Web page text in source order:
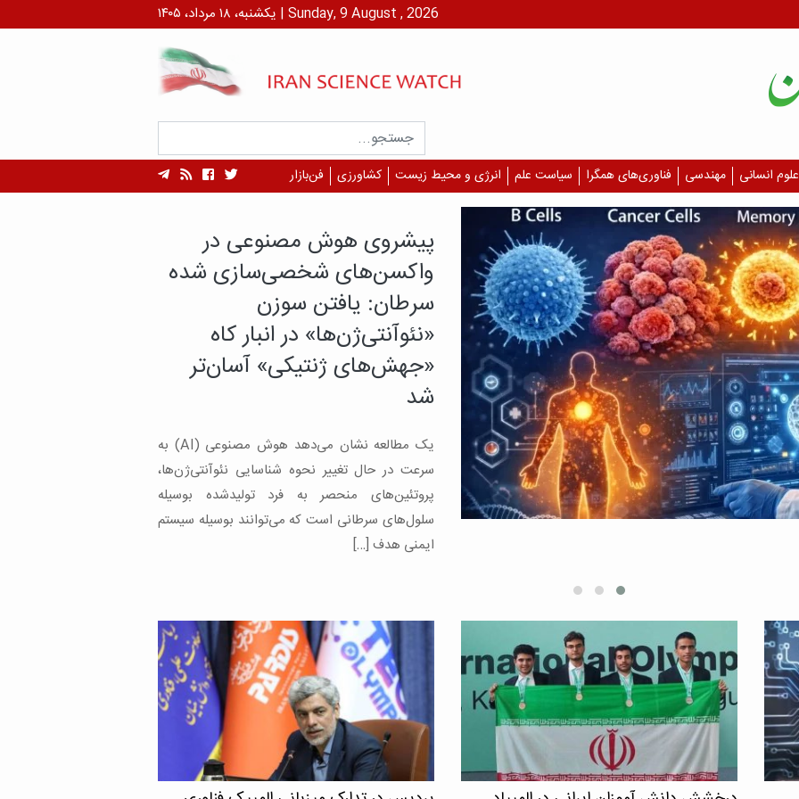
یکشنبه، ۱۸ مرداد، ۱۴۰۵ | Sunday, 9 August , 2026
علوم انسانی مهندسی فناوری‌های همگرا سیاست علم انرژی و محیط زیست کشاورزی فن‌بازار
یافته مهم محققان ایرانی
کدام داروهای دیابت تاثیر
بیشتری بر تخریب عضلات
دارند؟
بررسی‌های جدید محققان ایرانی نشان می‌دهد که
همه داروهای دیابت به یک شکل بر بدن تأثیر
کاهش چربی بدن بسیار […]